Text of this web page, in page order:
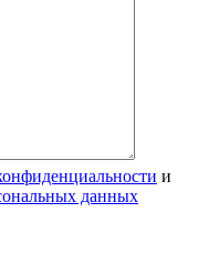
и
данных